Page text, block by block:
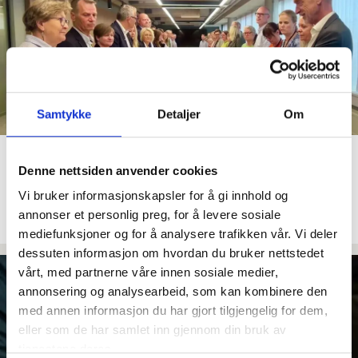
Samtykke Detaljer Om
Denne nettsiden anvender cookies
Vi bruker informasjonskapsler for å gi innhold og
annonser et personlig preg, for å levere sosiale
mediefunksjoner og for å analysere trafikken vår. Vi deler
dessuten informasjon om hvordan du bruker nettstedet
vårt, med partnerne våre innen sosiale medier,
annonsering og analysearbeid, som kan kombinere den
med annen informasjon du har gjort tilgjengelig for dem,
eller som de har samlet inn gjennom din bruk av
Kommuneoppgjøret: Ingen
løsning før fristen,
meklingen fortsetter